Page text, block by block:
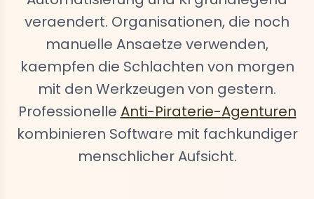
veraendert. Organisationen, die noch
manuelle Ansaetze verwenden,
kaempfen die Schlachten von morgen
mit den Werkzeugen von gestern.
Professionelle Anti-Piraterie-Agenturen
kombinieren Software mit fachkundiger
menschlicher Aufsicht.